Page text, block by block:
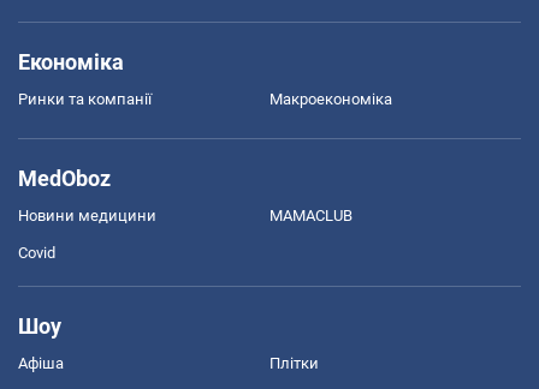
Економіка
Ринки та компанії Макроекономіка
MedOboz
Новини медицини MAMACLUB
Covid
Шоу
Афіша Плітки